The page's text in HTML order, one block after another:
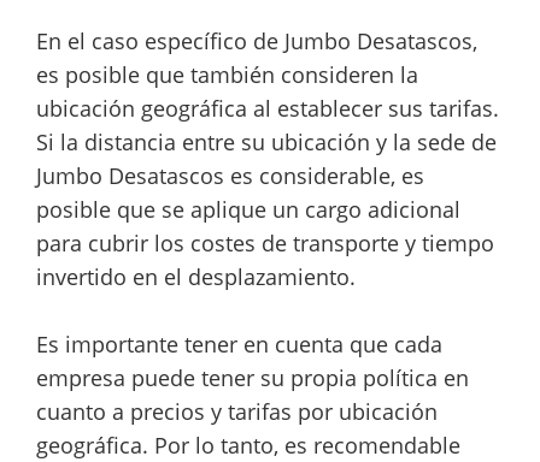
En el caso específico de Jumbo Desatascos,
es posible que también consideren la
ubicación geográfica al establecer sus tarifas.
Si la distancia entre su ubicación y la sede de
Jumbo Desatascos es considerable, es
posible que se aplique un cargo adicional
para cubrir los costes de transporte y tiempo
invertido en el desplazamiento.
Es importante tener en cuenta que cada
empresa puede tener su propia política en
cuanto a precios y tarifas por ubicación
geográfica. Por lo tanto, es recomendable